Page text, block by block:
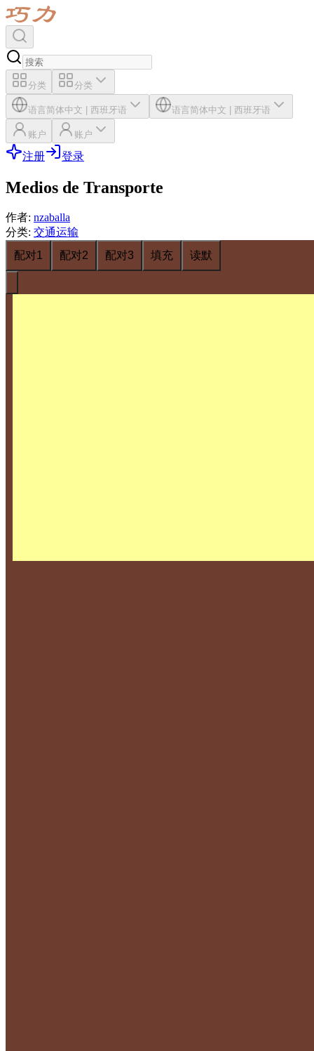
分类 分类
语言简体中文 | 西班牙语 语言简体中文 | 西班牙语
账户 账户
注册 登录
Medios de Transporte
作者: nzaballa
分类: 交通运输
配对1
配对2 配对3 填充 读默